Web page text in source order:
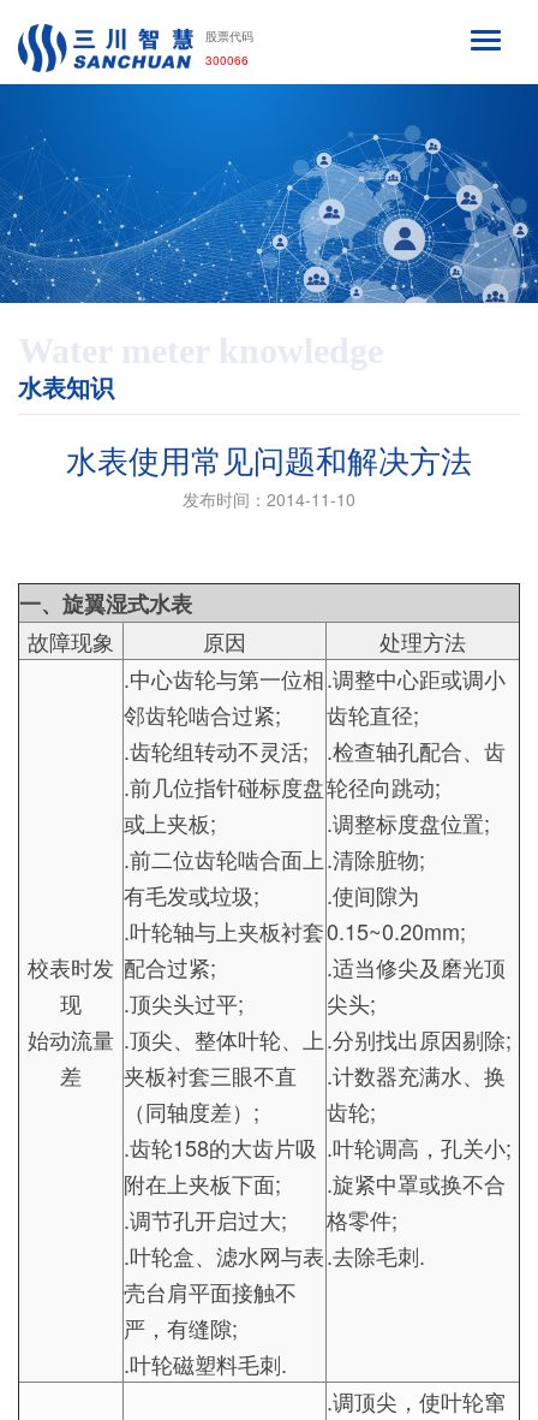
股票代码
300066
Water meter knowledge
水表知识
水表使用常见问题和解决方法
发布时间：2014-11-10
一、旋翼湿式水表
故障现象
原因 处理方法
校表时发
现
始动流量
差
.中心齿轮与第一位相
邻齿轮啮合过紧;
.齿轮组转动不灵活;
.前几位指针碰标度盘
或上夹板;
.前二位齿轮啮合面上
有毛发或垃圾;
.叶轮轴与上夹板衬套
配合过紧;
.顶尖头过平;
.顶尖、整体叶轮、上
夹板衬套三眼不直
（同轴度差）;
.齿轮158的大齿片吸
附在上夹板下面;
.调节孔开启过大;
.叶轮盒、滤水网与表
壳台肩平面接触不
严，有缝隙;
.叶轮磁塑料毛刺.
.调整中心距或调小
齿轮直径;
.检查轴孔配合、齿
轮径向跳动;
.调整标度盘位置;
.清除脏物;
.使间隙为
0.15~0.20mm;
.适当修尖及磨光顶
尖头;
.分别找出原因剔除;
.计数器充满水、换
齿轮;
.叶轮调高，孔关小;
.旋紧中罩或换不合
格零件;
.去除毛刺.
.调顶尖，使叶轮窜